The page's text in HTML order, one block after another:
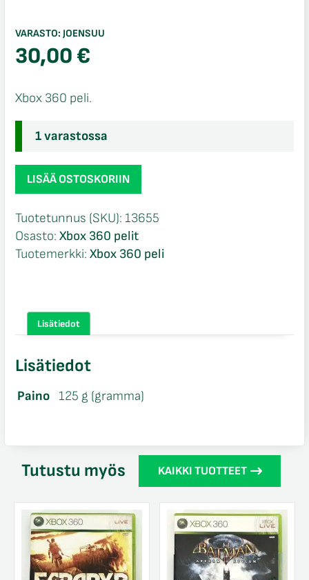
VARASTO: JOENSUU
30,00€
Xbox 360 peli.
1 varastossa
The
Last
CIB
Xbox
360
LISÄÄ OSTOSKORIIN
Tuotetunnus (SKU): 13655
Osasto: Xbox 360 pelit
Tuotemerkki: Xbox 360 peli
Lisätiedot
Lisätiedot
Paino 125 g (gramma)
Tutustu myös KAIKKI TUOTTEET